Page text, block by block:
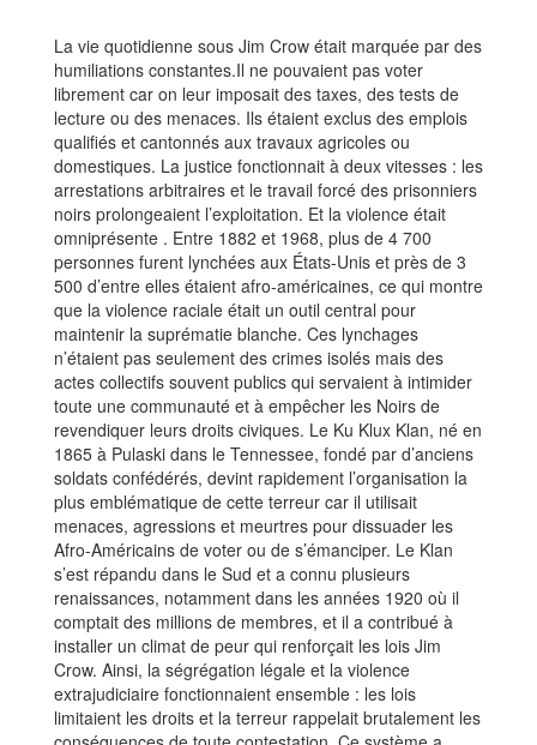
La vie quotidienne sous Jim Crow était marquée par des
humiliations constantes.Il ne pouvaient pas voter
librement car on leur imposait des taxes, des tests de
lecture ou des menaces. Ils étaient exclus des emplois
qualifiés et cantonnés aux travaux agricoles ou
domestiques. La justice fonctionnait à deux vitesses : les
arrestations arbitraires et le travail forcé des prisonniers
noirs prolongeaient l’exploitation. Et la violence était
omniprésente . Entre 1882 et 1968, plus de 4 700
personnes furent lynchées aux États‑Unis et près de 3
500 d’entre elles étaient afro‑américaines, ce qui montre
que la violence raciale était un outil central pour
maintenir la suprématie blanche. Ces lynchages
n’étaient pas seulement des crimes isolés mais des
actes collectifs souvent publics qui servaient à intimider
toute une communauté et à empêcher les Noirs de
revendiquer leurs droits civiques. Le Ku Klux Klan, né en
1865 à Pulaski dans le Tennessee, fondé par d’anciens
soldats confédérés, devint rapidement l’organisation la
plus emblématique de cette terreur car il utilisait
menaces, agressions et meurtres pour dissuader les
Afro‑Américains de voter ou de s’émanciper. Le Klan
s’est répandu dans le Sud et a connu plusieurs
renaissances, notamment dans les années 1920 où il
comptait des millions de membres, et il a contribué à
installer un climat de peur qui renforçait les lois Jim
Crow. Ainsi, la ségrégation légale et la violence
extrajudiciaire fonctionnaient ensemble : les lois
limitaient les droits et la terreur rappelait brutalement les